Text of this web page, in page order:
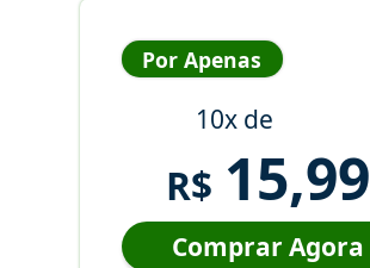
Por Apenas
10x de
R$ 15,99
Comprar Agora